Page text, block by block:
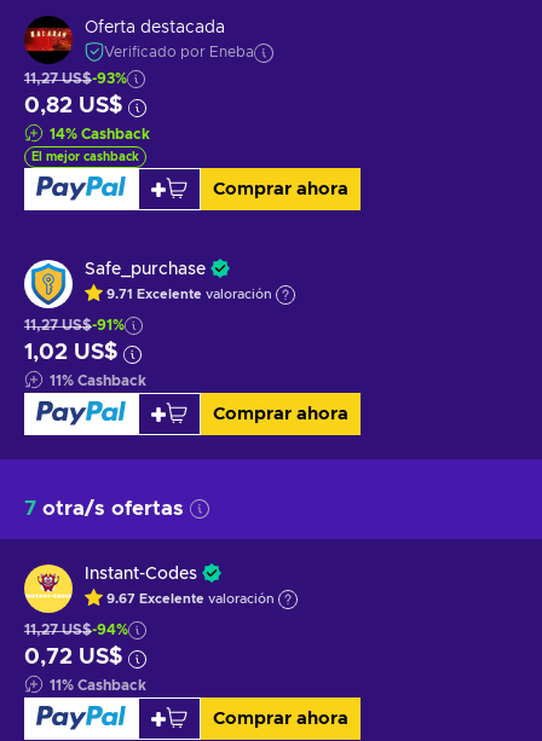
Oferta destacada
Verificado por Eneba
11,27 US$-93%
0,82 US$
14% Cashback
El mejor cashback
Comprar ahora
Safe_purchase
9.71 Excelente valoración
11,27 US$-91%
1,02 US$
11% Cashback
Comprar ahora
7 otra/s ofertas
Instant-Codes
9.67 Excelente valoración
11,27 US$-94%
0,72 US$
11% Cashback
Comprar ahora